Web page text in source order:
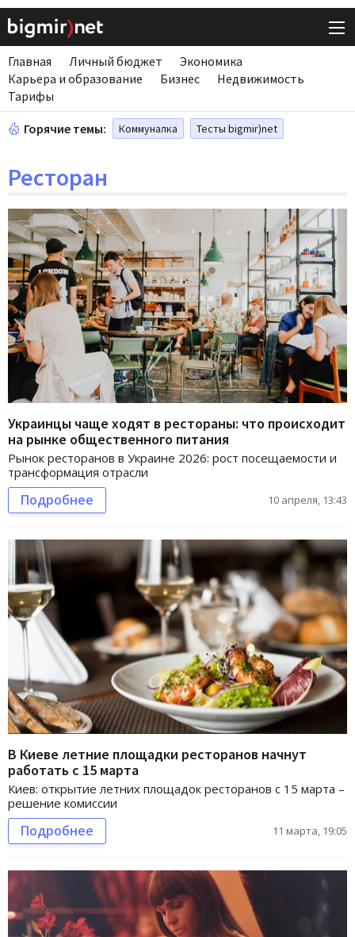
Главная Личный бюджет
Экономика
Карьера и образование
Бизнес
Недвижимость
Тарифы
Горячие темы: Коммуналка Тесты bigmir)net
Ресторан
Украинцы чаще ходят в рестораны: что происходит
на рынке общественного питания
Рынок ресторанов в Украине 2026: рост посещаемости и
трансформация отрасли
Подробнее 10 апреля, 13:43
В Киеве летние площадки ресторанов начнут
работать с 15 марта
Киев: открытие летних площадок ресторанов с 15 марта –
решение комиссии
Подробнее 11 марта, 19:05